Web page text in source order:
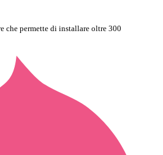
che permette di installare oltre 300